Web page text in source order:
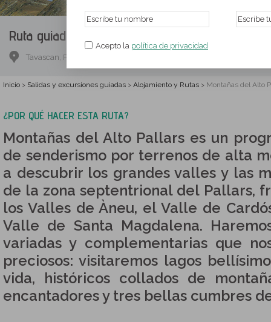
Acepto la política de privacidad
Ruta guiada.
Tavascan, Pallars Sobirá, Lérida
Inicio > Salidas y excursiones guiadas > Alojamiento y Rutas > Montañas del Alto
¿POR QUÉ HACER ESTA RUTA?
Montañas del Alto Pallars es un
de senderismo por terrenos de alta
a descubrir los grandes valles y las
de la zona septentrional del Pallars,
los Valles de Àneu, el Valle de
Valle de Santa Magdalena.
variadas y complementarias que
preciosos: visitaremos lagos
vida, históricos collados de
encantadores y tres bellas cumbres